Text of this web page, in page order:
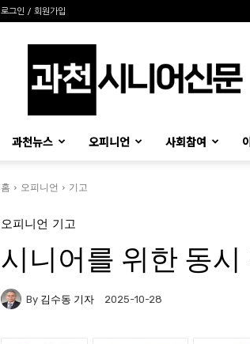
로그인 / 회원가입
시
과천뉴스 오피니언 사회참여
홈 오피니언 기고
오피니언 기고
시니어를 위한 동
By 김수동 기자 2025-10-28